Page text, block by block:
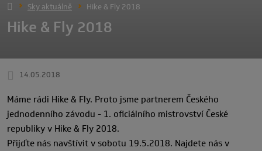
Sky aktuálně Hike & Fly 2018
Hike & Fly 2018
14.05.2018
Máme rádi Hike & Fly. Proto jsme partnerem Českého
jednodenního závodu - 1. oficiálního mistrovství České
republiky v Hike & Fly 2018.
Přijďte nás navštívit v sobotu 19.5.2018. Najdete nás v